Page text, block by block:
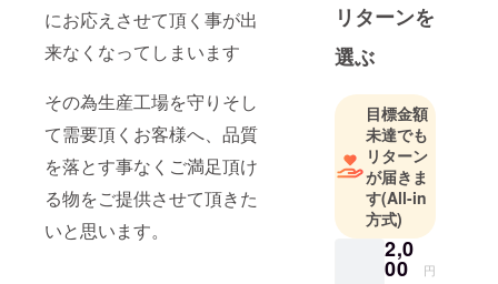
にお応えさせて頂く事が出
来なくなってしまいます
その為生産工場を守りそし
て需要頂くお客様へ、品質
を落とす事なくご満足頂け
る物をご提供させて頂きた
いと思います。
ればと思い
日々奔走し
ておりま
リターンを
選ぶ
目標金額
未達でも
リターン
が届きま
す(All-in
方式)
2,0
00 円